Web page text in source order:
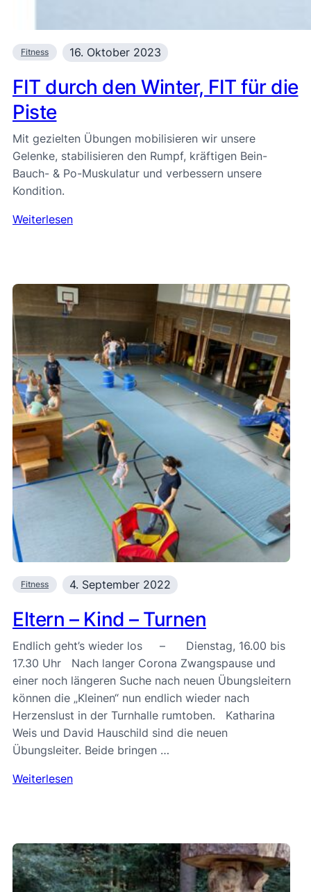
Fitness 16. Oktober 2023
FIT durch den Winter, FIT für die
Piste
Mit gezielten Übungen mobilisieren wir unsere
Gelenke, stabilisieren den Rumpf, kräftigen Bein-
Bauch- & Po-Muskulatur und verbessern unsere
Kondition.
Weiterlesen
Fitness 4. September 2022
Eltern – Kind – Turnen
Endlich geht’s wieder los – Dienstag, 16.00 bis
17.30 Uhr Nach langer Corona Zwangspause und
einer noch längeren Suche nach neuen Übungsleitern
können die „Kleinen“ nun endlich wieder nach
Herzenslust in der Turnhalle rumtoben. Katharina
Weis und David Hauschild sind die neuen
Übungsleiter. Beide bringen …
Weiterlesen